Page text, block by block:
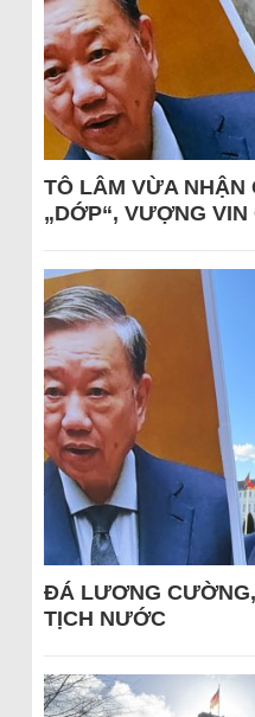
TÔ LÂM VỪA NHẬN
„DỚP“, VƯỢNG
ĐÁ LƯƠNG
TỊCH NƯỚC